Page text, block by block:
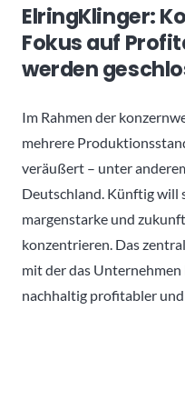
ElringKlinger:
Fokus auf
werden
Im Rahmen der
mehrere
veräußert – unter
Deutschland. Künftig will
margenstarke und
konzentrieren. Das
mit der das Unternehmen
nachhaltig profitabler